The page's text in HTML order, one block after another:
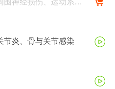
节炎、骨与关节感染